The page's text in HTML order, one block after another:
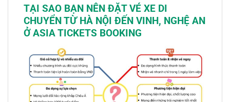
TẠI SAO BẠN NÊN ĐẶTVÉ XE DI
CHUYỂN TỪ HÀ NỘI ĐẾN VINH, NGHỆ AN
Ở ASIA TICKETS BOOKING